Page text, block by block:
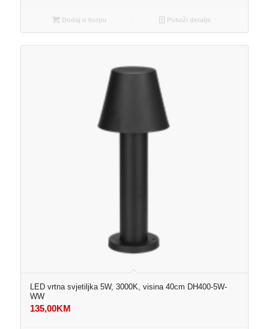
Dodaj u korpu Pokaži detalje
LED vrtna svjetiljka 5W, 3000K, visina 40cm DH400-5W-
WW
135,00KM